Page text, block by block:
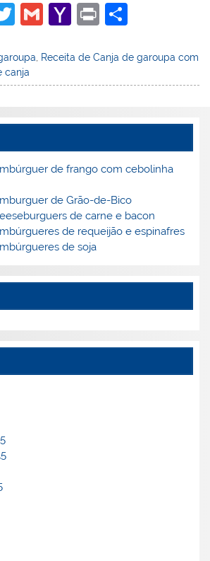
T
itt
er
G
ai
l
Y
h
o
M
ai
l
Pr
t
ar
e
Receita de Canja de garoupa com
canja
de frango com cebolinha
de Grão-de-Bico
de carne e bacon
de requeijão e espinafres
de soja